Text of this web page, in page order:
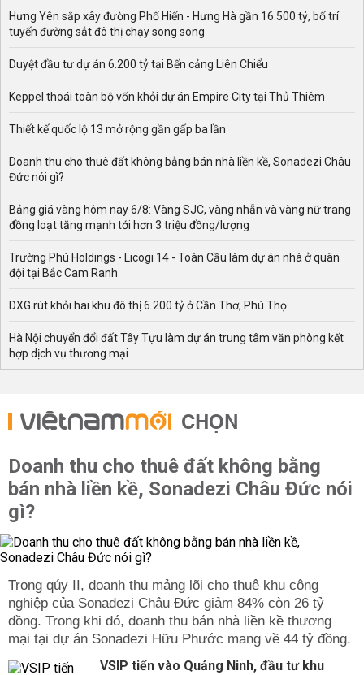
Hưng Yên sắp xây đường Phố Hiến - Hưng Hà gần 16.500 tỷ, bố trí
tuyến đường sắt đô thị chạy song song
Duyệt đầu tư dự án 6.200 tỷ tại Bến cảng Liên Chiểu
Keppel thoái toàn bộ vốn khỏi dự án Empire City tại Thủ Thiêm
Thiết kế quốc lộ 13 mở rộng gần gấp ba lần
Doanh thu cho thuê đất không bằng bán nhà liền kề, Sonadezi Châu
Đức nói gì?
Bảng giá vàng hôm nay 6/8: Vàng SJC, vàng nhẫn và vàng nữ trang
đồng loạt tăng mạnh tới hơn 3 triệu đồng/lượng
Trường Phú Holdings - Licogi 14 - Toàn Cầu làm dự án nhà ở quân
đội tại Bắc Cam Ranh
DXG rút khỏi hai khu đô thị 6.200 tỷ ở Cần Thơ, Phú Thọ
Hà Nội chuyển đổi đất Tây Tựu làm dự án trung tâm văn phòng kết
hợp dịch vụ thương mại
CHỌN
Doanh thu cho thuê đất không bằng
bán nhà liền kề, Sonadezi Châu Đức nói
gì?
Trong qúy II, doanh thu mảng lõi cho thuê khu công
nghiệp của Sonadezi Châu Đức giảm 84% còn 26 tỷ
đồng. Trong khi đó, doanh thu bán nhà liền kề thương
mại tại dự án Sonadezi Hữu Phước mang về 44 tỷ đồng.
VSIP tiến vào Quảng Ninh, đầu tư khu